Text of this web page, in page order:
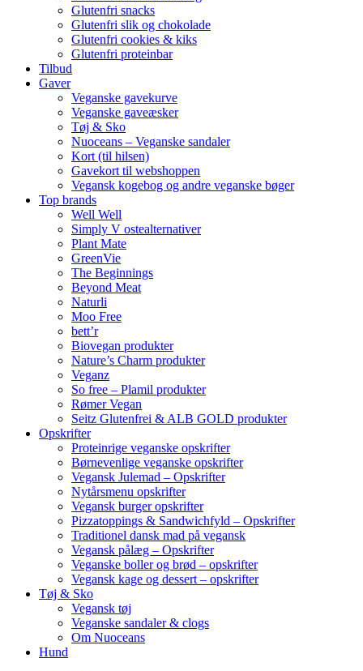
Glutenfri snacks
Glutenfri slik og chokolade
Glutenfri cookies & kiks
Glutenfri proteinbar
Tilbud
Gaver
Veganske gavekurve
Veganske gaveæsker
Tøj & Sko
Nuoceans – Veganske sandaler
Kort (til hilsen)
Gavekort til webshoppen
Vegansk kogebog og andre veganske bøger
Top brands
Well Well
Simply V ostealternativer
Plant Mate
GreenVie
The Beginnings
Beyond Meat
Naturli
Moo Free
bett’r
Biovegan produkter
Nature’s Charm produkter
Veganz
So free – Plamil produkter
Rømer Vegan
Seitz Glutenfrei & ALB GOLD produkter
Opskrifter
Proteinrige veganske opskrifter
Børnevenlige veganske opskrifter
Vegansk Julemad – Opskrifter
Nytårsmenu opskrifter
Vegansk burger opskrifter
Pizzatoppings & Sandwichfyld – Opskrifter
Traditionel dansk mad på vegansk
Vegansk pålæg – Opskrifter
Veganske boller og brød – opskrifter
Vegansk kage og dessert – opskrifter
Tøj & Sko
Vegansk tøj
Veganske sandaler & clogs
Om Nuoceans
Hund